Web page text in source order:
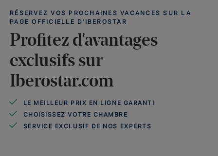
RÉSERVEZ VOS PROCHAINES VACANCES SUR LA
PAGE OFFICIELLE D’IBEROSTAR
Profitez d'avantages
exclusifs sur
Iberostar.com
LE MEILLEUR PRIX EN LIGNE GARANTI
CHOISISSEZ VOTRE CHAMBRE
SERVICE EXCLUSIF DE NOS EXPERTS